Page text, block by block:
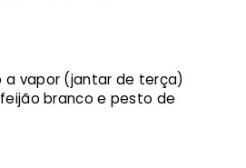
a vapor (jantar de terça)
branco e pesto de